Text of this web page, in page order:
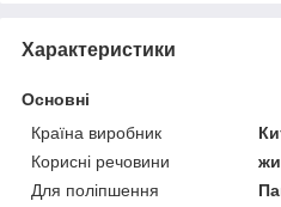
Характеристики
Основні
Країна виробник
Корисні речовини
Для поліпшення